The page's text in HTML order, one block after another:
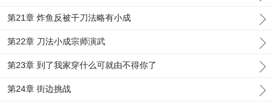
第21章 炸鱼反被干刀法略有小成
第22章 刀法小成宗师演武
第23章 到了我家穿什么可就由不得你了
第24章 街边挑战